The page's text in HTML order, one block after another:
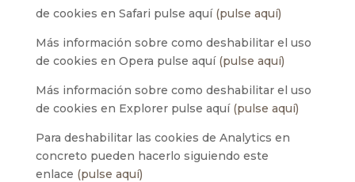
de cookies en Safari pulse aquí (pulse aquí)
Más información sobre como deshabilitar el uso
de cookies en Opera pulse aquí (pulse aquí)
Más información sobre como deshabilitar el uso
de cookies en Explorer pulse aquí (pulse aquí)
Para deshabilitar las cookies de Analytics en
concreto pueden hacerlo siguiendo este
enlace (pulse aquí)